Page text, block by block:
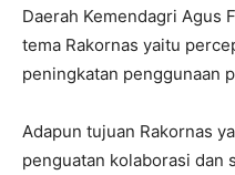
Daerah Kemendagri Agus
tema Rakornas yaitu
peningkatan penggunaan
Adapun tujuan Rakornas
penguatan kolaborasi dan